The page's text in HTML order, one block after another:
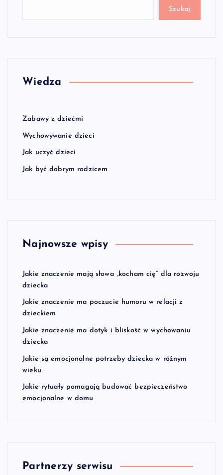
Szukaj
Wiedza
Zabawy z dziećmi
Wychowywanie dzieci
Jak uczyć dzieci
Jak być dobrym rodzicem
Najnowsze wpisy
Jakie znaczenie mają słowa „kocham cię” dla rozwoju
dziecka
Jakie znaczenie ma poczucie humoru w relacji z
dzieckiem
Jakie znaczenie ma dotyk i bliskość w wychowaniu
dziecka
Jakie są emocjonalne potrzeby dziecka w różnym
wieku
Jakie rytuały pomagają budować bezpieczeństwo
emocjonalne w domu
Partnerzy serwisu